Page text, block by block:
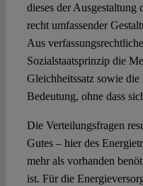
dieses der Ausgestaltung
recht umfassender
Aus
Sozialstaatsprinzip die
Gleichheitssatz sowie
Bedeutung, ohne dass
Die Verteilungsfragen
Gutes – hier des
mehr als vorhanden
ist. Für die